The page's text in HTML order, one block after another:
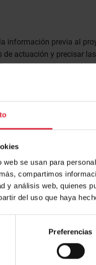
web se usan para
compartimos
y análisis web, quienes
del uso que haya
Preferencias
información previa al
actuación y precisar
una inspección visual
no excluyendo la
emitir un dictamen de
la edificación.
encontradas.